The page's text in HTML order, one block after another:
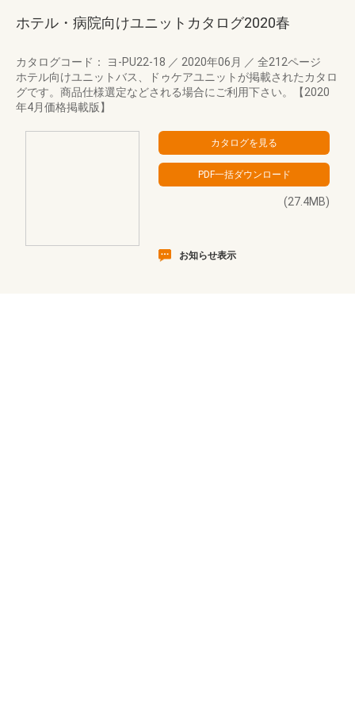
ホテル・病院向けユニットカタログ2020春
カタログコード： ヨ-PU22-18 ／ 2020年06月 ／ 全212ページ
ホテル向けユニットバス、ドゥケアユニットが掲載されたカタロ
グです。商品仕様選定などされる場合にご利用下さい。【2020
年4月価格掲載版】
(27.4MB)
お知らせ表示